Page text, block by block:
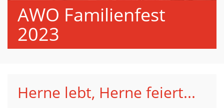
AWO Familienfest
2023
Herne lebt, Herne feiert...